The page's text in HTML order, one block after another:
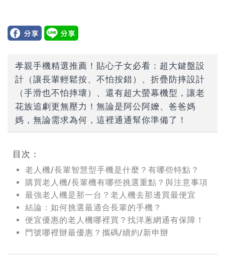
孝親手機精選推薦！貼心子女必看：超大鍵盤設
計（讓長輩輕鬆按、不怕按錯）、折疊防摔設計
（手滑也不怕摔壞）、還有超大螢幕機型，讓老
花族追劇更無壓力！無論是阿公阿嬤、爸爸媽
媽，無論需求為何，這裡通通幫你準備了！
目次：
老人機/長輩智慧型手機是什麼？有哪些特點？
購買老人機/長輩機有哪些挑選重點？與注意事項
最強老人機是那一台？老人機去那邊買最便宜
結論：如何挑選最適合長輩的手機？
便宜優惠的老人機哪裡買？找洋蔥網通有保障！
門號哪裡辦最優惠？攜碼/續約/新申辦